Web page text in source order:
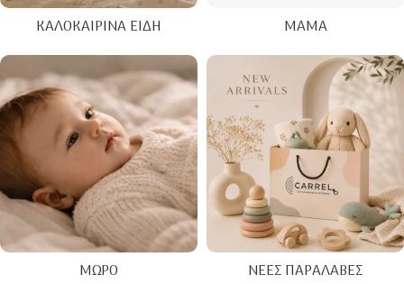
ΚΑΛΟΚΑΙΡΙΝΑ ΕΊΔΗ ΜΑΜΆ
ΜΩΡΌ ΝΈΕΣ ΠΑΡΑΛΑΒΈΣ